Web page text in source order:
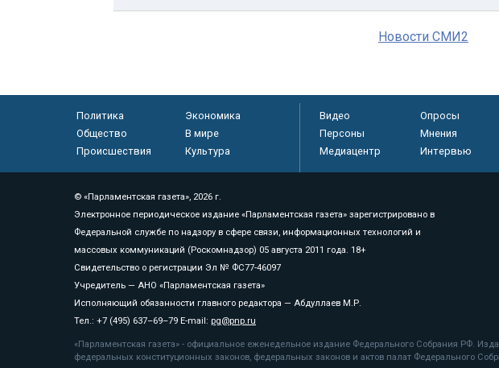
Новости СМИ2
Политика
Экономика
Общество
В мире
Происшествия
Культура
Видео Опросы
Персоны
Мнения
Медиацентр
Интервью
© «Парламентская газета», 2026 г.
Электронное периодическое издание «Парламентская газета» зарегистрировано в
Федеральной службе по надзору в сфере связи, информационных технологий и
массовых коммуникаций (Роскомнадзор) 05 августа 2011 года. 18+
Свидетельство о регистрации Эл № ФС77-46097
Учредитель — АНО «Парламентская газета»
Исполняющий обязанности главного редактора — Абдуллаев М.Р.
Тел.: +7 (495) 637–69–79 E-mail: pg@pnp.ru
«Парламентская газета» - официальное еженедельное издание Федерального Собрания РФ.
федеральных конституционных законов, федеральных законов и актов палат Федерального